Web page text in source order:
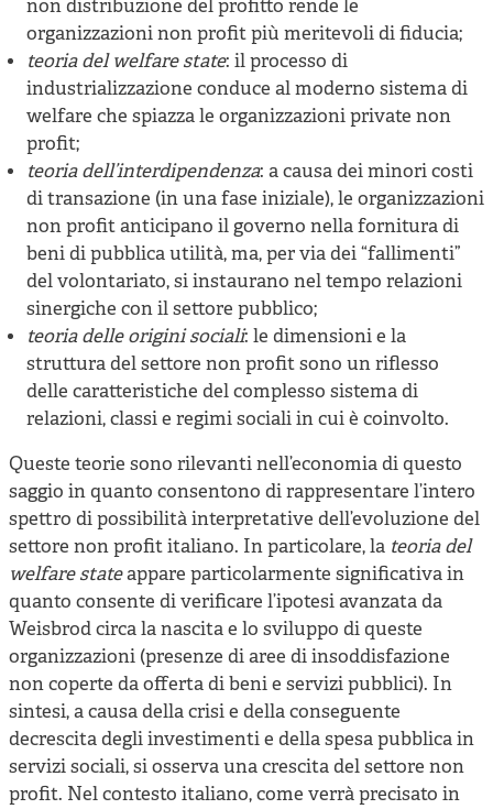
non distribuzione del profitto rende le
organizzazioni non profit più meritevoli di fiducia;
teoria del welfare state: il processo di
industrializzazione conduce al moderno sistema di
welfare che spiazza le organizzazioni private non
profit;
teoria dell’interdipendenza: a causa dei minori costi
di transazione (in una fase iniziale), le organizzazioni
non profit anticipano il governo nella fornitura di
beni di pubblica utilità, ma, per via dei “fallimenti”
del volontariato, si instaurano nel tempo relazioni
sinergiche con il settore pubblico;
teoria delle origini sociali: le dimensioni e la
struttura del settore non profit sono un riflesso
delle caratteristiche del complesso sistema di
relazioni, classi e regimi sociali in cui è coinvolto.
Queste teorie sono rilevanti nell’economia di questo
saggio in quanto consentono di rappresentare l’intero
spettro di possibilità interpretative dell’evoluzione del
settore non profit italiano. In particolare, la teoria del
welfare stateappare particolarmente significativa in
quanto consente di verificare l’ipotesi avanzata da
Weisbrod circa la nascita e lo sviluppo di queste
organizzazioni (presenze di aree di insoddisfazione
non coperte da offerta di beni e servizi pubblici). In
sintesi, a causa della crisi e della conseguente
decrescita degli investimenti e della spesa pubblica in
servizi sociali, si osserva una crescita del settore non
profit. Nel contesto italiano, come verrà precisato in